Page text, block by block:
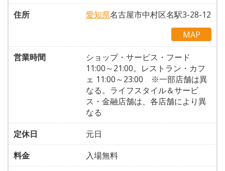
住所
愛知県名古屋市中村区名駅3-28-12
MAP
営業時間
ショップ・サービス・フード
11:00～21:00。レストラン・カフ
ェ 11:00～23:00 ※一部店舗は異
なる。ライフスタイル＆サービ
ス・金融店舗は、各店舗により異
なる
定休日
元日
料金
入場無料